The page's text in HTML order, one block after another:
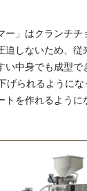
ー」はクランチ
迫しないため、従
い中身でも成型で
げられるように
を作れるように